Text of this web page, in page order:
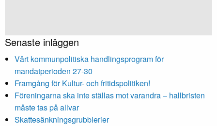
Senaste inläggen
Vårt kommunpolitiska handlingsprogram för
mandatperioden 27-30
Framgång för Kultur- och fritidspolitiken!
Föreningarna ska inte ställas mot varandra – hallbristen
måste tas på allvar
Skattesänkningsgrubblerier